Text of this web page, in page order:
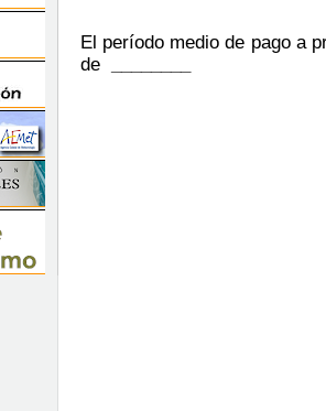
El período medio de pago a
de